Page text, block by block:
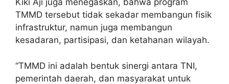
Kiki Aji juga menegaskan, bahwa program
TMMD tersebut tidak sekadar membangun fisik
infrastruktur, namun juga membangun
kesadaran, partisipasi, dan ketahanan wilayah.
“TMMD ini adalah bentuk sinergi antara TNI,
pemerintah daerah, dan masyarakat untuk